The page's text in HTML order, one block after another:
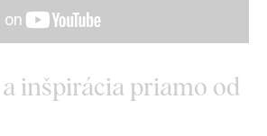
inšpirácia priamo od